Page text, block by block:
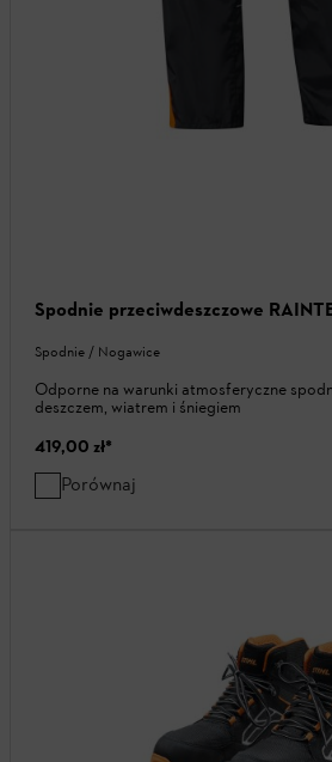
Spodnie przeciwdeszczowe
Spodnie / Nogawice
Odporne na warunki atmosferyczne
deszczem, wiatrem i śniegiem
419,00 zł*
Porównaj